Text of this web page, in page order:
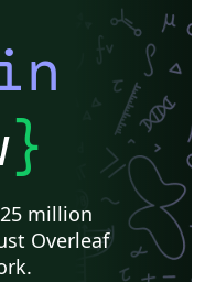
}
million
Overleaf